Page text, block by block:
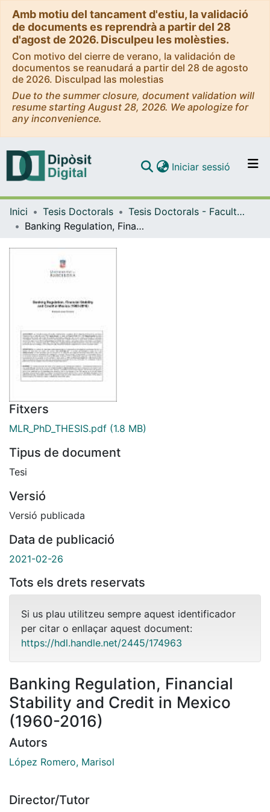
Amb motiu del tancament d'estiu, la validació
de documents es reprendrà a partir del 28
d'agost de 2026. Disculpeu les molèsties.
Con motivo del cierre de verano, la validación de
documentos se reanudará a partir del 28 de agosto
de 2026. Disculpad las molestias
Due to the summer closure, document validation will
resume starting August 28, 2026. We apologize for
any inconvenience.
Navega per tot el DD
Iniciar sessió (current)
Inici Tesis Doctorals
Tesis Doctorals - Facultat - Economia i Empresa
Banking Regulation, Financial Stability and Credit in Mexico (1960-2016)
Fitxers
MLR_PhD_THESIS.pdf (1.8 MB)
Tipus de document
Tesi
Versió
Versió publicada
Data de publicació
2021-02-26
Tots els drets reservats
Si us plau utilitzeu sempre aquest identificador
per citar o enllaçar aquest document:
https://hdl.handle.net/2445/174963
Banking Regulation, Financial
Stability and Credit in Mexico
(1960-2016)
Autors
López Romero, Marisol
Director/Tutor